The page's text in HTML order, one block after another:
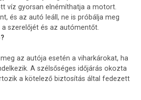
víz gyorsan elnémíthatja a motort.
és az autó leáll, ne is próbálja meg
a szerelőjét és az autómentőt.
az autója esetén a viharkárokat, ha
A szélsőséges időjárás okozta
a kötelező biztosítás által fedezett